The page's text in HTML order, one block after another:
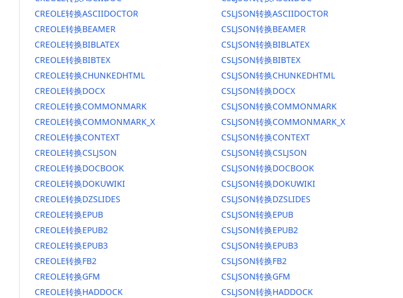
CREOLE转换ASCIIDOCTOR
CREOLE转换BEAMER
CREOLE转换BIBLATEX
CREOLE转换BIBTEX
CREOLE转换CHUNKEDHTML
CREOLE转换DOCX
CREOLE转换COMMONMARK
CREOLE转换COMMONMARK_X
CREOLE转换CONTEXT
CREOLE转换CSLJSON
CREOLE转换DOCBOOK
CREOLE转换DOKUWIKI
CREOLE转换DZSLIDES
CREOLE转换EPUB
CREOLE转换EPUB2
CREOLE转换EPUB3
CREOLE转换FB2
CREOLE转换GFM
CREOLE转换HADDOCK
CSLJSON转换ASCIIDOCTOR
CSLJSON转换BEAMER
CSLJSON转换BIBLATEX
CSLJSON转换BIBTEX
CSLJSON转换CHUNKEDHTML
CSLJSON转换DOCX
CSLJSON转换COMMONMARK
CSLJSON转换COMMONMARK_X
CSLJSON转换CONTEXT
CSLJSON转换CSLJSON
CSLJSON转换DOCBOOK
CSLJSON转换DOKUWIKI
CSLJSON转换DZSLIDES
CSLJSON转换EPUB
CSLJSON转换EPUB2
CSLJSON转换EPUB3
CSLJSON转换FB2
CSLJSON转换GFM
CSLJSON转换HADDOCK